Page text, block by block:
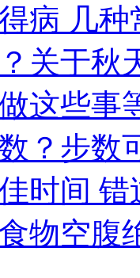
病 几
关于秋
这些事
？步数
时间
物空腹